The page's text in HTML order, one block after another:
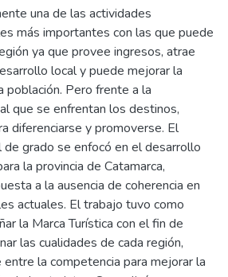
una de las actividades
más importantes con las que puede
ya que provee ingresos, atrae
local y puede mejorar la
población. Pero frente a la
que se enfrentan los destinos,
diferenciarse y promoverse. El
grado se enfocó en el desarrollo
la provincia de Catamarca,
a la ausencia de coherencia en
actuales. El trabajo tuvo como
la Marca Turística con el fin de
las cualidades de cada región,
la competencia para mejorar la